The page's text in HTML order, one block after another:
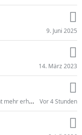
9. Juni 2025
14. März 2023
3D-Printineer stellt sich vor – Nachfertigung nicht mehr erhältlicher Audi-Teile Vor 4 Stunden